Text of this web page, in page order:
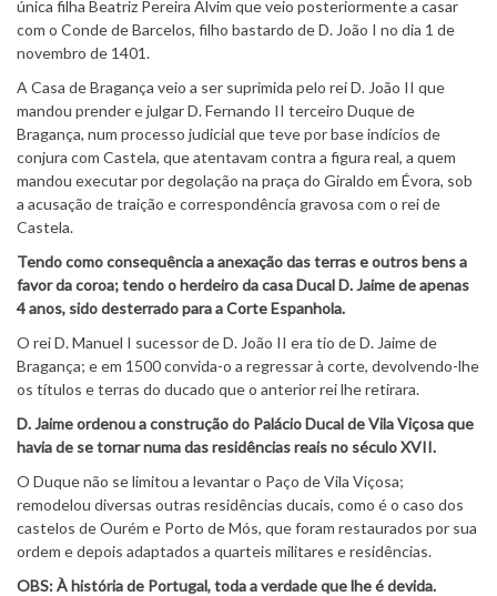
única filha Beatriz Pereira Alvim que veio posteriormente a casar
com o Conde de Barcelos, filho bastardo de D. João I no dia 1 de
novembro de 1401.
A Casa de Bragança veio a ser suprimida pelo rei D. João II que
mandou prender e julgar D. Fernando II terceiro Duque de
Bragança, num processo judicial que teve por base indícios de
conjura com Castela, que atentavam contra a figura real, a quem
mandou executar por degolação na praça do Giraldo em Évora, sob
a acusação de traição e correspondência gravosa com o rei de
Castela.
Tendo como consequência a anexação das terras e outros bens a
favor da coroa; tendo o herdeiro da casa Ducal D. Jaime de apenas
4 anos, sido desterrado para a Corte Espanhola.
O rei D. Manuel I sucessor de D. João II era tio de D. Jaime de
Bragança; e em 1500 convida-o a regressar à corte, devolvendo-lhe
os títulos e terras do ducado que o anterior rei lhe retirara.
D. Jaime ordenou a construção do Palácio Ducal de Vila Viçosa que
havia de se tornar numa das residências reais no século XVII.
O Duque não se limitou a levantar o Paço de Vila Viçosa;
remodelou diversas outras residências ducais, como é o caso dos
castelos de Ourém e Porto de Mós, que foram restaurados por sua
ordem e depois adaptados a quarteis militares e residências.
OBS: À história de Portugal, toda a verdade que lhe é devida.